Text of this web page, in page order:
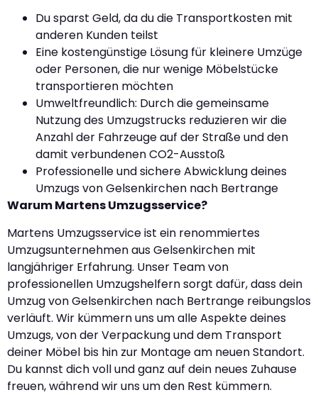
Du sparst Geld, da du die Transportkosten mit
anderen Kunden teilst
Eine kostengünstige Lösung für kleinere Umzüge
oder Personen, die nur wenige Möbelstücke
transportieren möchten
Umweltfreundlich: Durch die gemeinsame
Nutzung des Umzugstrucks reduzieren wir die
Anzahl der Fahrzeuge auf der Straße und den
damit verbundenen CO2-Ausstoß
Professionelle und sichere Abwicklung deines
Umzugs von Gelsenkirchen nach Bertrange
Warum Martens Umzugsservice?
Martens Umzugsservice ist ein renommiertes
Umzugsunternehmen aus Gelsenkirchen mit
langjähriger Erfahrung. Unser Team von
professionellen Umzugshelfern sorgt dafür, dass dein
Umzug von Gelsenkirchen nach Bertrange reibungslos
verläuft. Wir kümmern uns um alle Aspekte deines
Umzugs, von der Verpackung und dem Transport
deiner Möbel bis hin zur Montage am neuen Standort.
Du kannst dich voll und ganz auf dein neues Zuhause
freuen, während wir uns um den Rest kümmern.